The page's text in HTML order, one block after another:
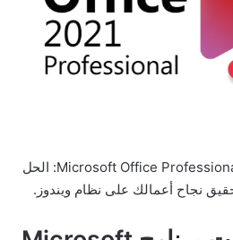
تفعيل برنامج Microsoft Office Professional Plus 2021: الحل
نجاح أعمالك على نظام ويندوز.